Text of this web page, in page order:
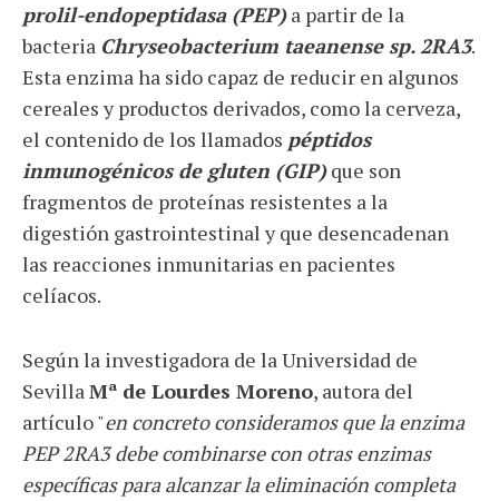
prolil-endopeptidasa (PEP) a partir de la
bacteria Chryseobacterium taeanense sp. 2RA3.
Esta enzima ha sido capaz de reducir en algunos
cereales y productos derivados, como la cerveza,
el contenido de los llamados péptidos
inmunogénicos de gluten (GIP) que son
fragmentos de proteínas resistentes a la
digestión gastrointestinal y que desencadenan
las reacciones inmunitarias en pacientes
celíacos.
Según la investigadora de la Universidad de
SevillaMª de Lourdes Moreno, autora del
artículo "en concreto consideramos que la enzima
PEP 2RA3 debe combinarse con otras enzimas
específicas para alcanzar la eliminación completa